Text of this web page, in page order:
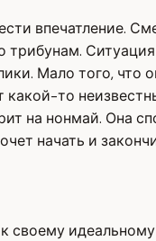
впечатление.
трибунам.
Мало того, что
какой-то
на нонмай. Она
начать и
своему